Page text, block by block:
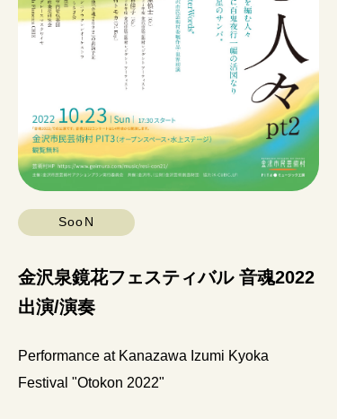
特定商取引法に関する記載
運営会社
SooN
金沢泉鏡花フェスティバル 音魂2022
出演/演奏
Performance at Kanazawa Izumi Kyoka
Festival "Otokon 2022"